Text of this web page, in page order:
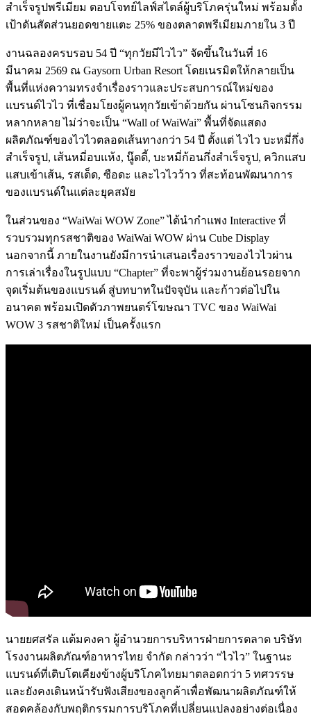
สำเร็จรูปพรีเมียม ตอบโจทย์ไลฟ์สไตล์ผู้บริโภครุ่นใหม่ พร้อมตั้ง
เป้าดันสัดส่วนยอดขายแตะ 25% ของตลาดพรีเมียมภายใน 3 ปี
งานฉลองครบรอบ 54 ปี “ทุกวัยมีไวไว” จัดขึ้นในวันที่ 16
มีนาคม 2569 ณ Gaysorn Urban Resort โดยเนรมิตให้กลายเป็น
พื้นที่แห่งความทรงจำเรื่องราวและประสบการณ์ใหม่ของ
แบรนด์ไวไว ที่เชื่อมโยงผู้คนทุกวัยเข้าด้วยกัน ผ่านโซนกิจกรรม
หลากหลาย ไม่ว่าจะเป็น “Wall of WaiWai” พื้นที่จัดแสดง
ผลิตภัณฑ์ของไวไวตลอดเส้นทางกว่า 54 ปี ตั้งแต่ ไวไว บะหมี่กึ่ง
สำเร็จรูป, เส้นหมี่อบแห้ง, นู๊ดดี้, บะหมี่ก้อนกึ่งสำเร็จรูป, ควิกแสบ
แสบเข้าเส้น, รสเด็ด, ซือดะ และไวไวว้าว ที่สะท้อนพัฒนาการ
ของแบรนด์ในแต่ละยุคสมัย
ในส่วนของ “WaiWai WOW Zone” ได้นำกำแพง Interactive ที่
รวบรวมทุกรสชาติของ WaiWai WOW ผ่าน Cube Display
นอกจากนี้ ภายในงานยังมีการนำเสนอเรื่องราวของไวไวผ่าน
การเล่าเรื่องในรูปแบบ “Chapter” ที่จะพาผู้ร่วมงานย้อนรอยจาก
จุดเริ่มต้นของแบรนด์ สู่บทบาทในปัจจุบัน และก้าวต่อไปใน
อนาคต พร้อมเปิดตัวภาพยนตร์โฆษณา TVC ของ WaiWai
WOW 3 รสชาติใหม่ เป็นครั้งแรก
นายยศสรัล แต้มคงคา ผู้อำนวยการบริหารฝ่ายการตลาด บริษัท
โรงงานผลิตภัณฑ์อาหารไทย จำกัด กล่าวว่า “ไวไว” ในฐานะ
แบรนด์ที่เติบโตเคียงข้างผู้บริโภคไทยมาตลอดกว่า 5 ทศวรรษ
และยังคงเดินหน้ารับฟังเสียงของลูกค้าเพื่อพัฒนาผลิตภัณฑ์ให้
สอดคล้องกับพฤติกรรมการบริโภคที่เปลี่ยนแปลงอย่างต่อเนื่อง